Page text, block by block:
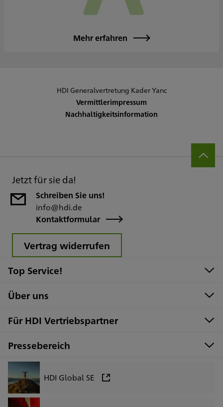
Mehr erfahren
HDI Generalvertretung Kader Yanc
Vermittlerimpressum
Nachhaltigkeitsinformation
Jetzt für sie da!
Schreiben Sie uns!
info@hdi.de
Kontaktformular
Vertrag widerrufen
Top Service!
Über uns
Für HDI Vertriebspartner
Pressebereich
HDI Global SE